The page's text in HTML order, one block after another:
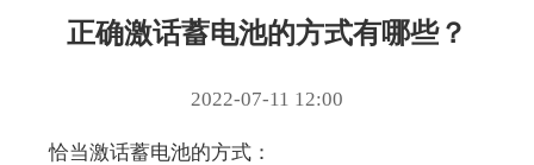
正确激话蓄电池的方式有哪些？
2022-07-11 12:00
恰当激话蓄电池的方式：